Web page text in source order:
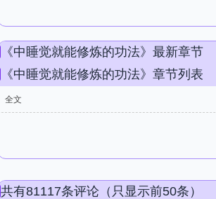
《中睡觉就能修炼的功法》最新章节
《中睡觉就能修炼的功法》章节列表
全文
共有81117条评论（只显示前50条）